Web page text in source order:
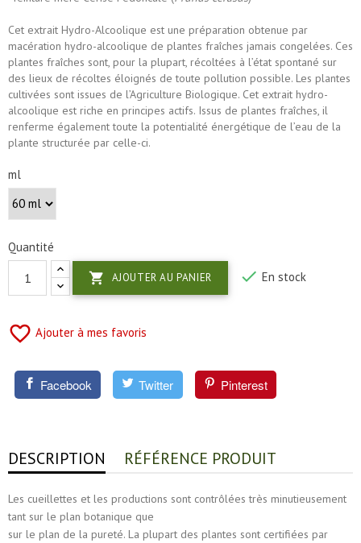
Cet extrait Hydro-Alcoolique est une préparation obtenue par
macération hydro-alcoolique de plantes fraîches jamais congelées. Ces
plantes fraîches sont, pour la plupart, récoltées à l’état spontané sur
des lieux de récoltes éloignés de toute pollution possible. Les plantes
cultivées sont issues de l’Agriculture Biologique. Cet extrait hydro-
alcoolique est riche en principes actifs. Issus de plantes fraîches, il
renferme également toute la potentialité énergétique de l’eau de la
plante structurée par celle-ci.
ml
Quantité
 AJOUTER AU PANIER  En stock
favorite_border Ajouter à mes favoris
Facebook Twitter Pinterest
DESCRIPTION RÉFÉRENCE PRODUIT
Les cueillettes et les productions sont contrôlées très minutieusement
tant sur le plan botanique que
sur le plan de la pureté. La plupart des plantes sont certifiées par